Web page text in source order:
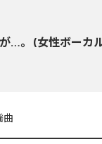
…。 (女性ボーカ
曲